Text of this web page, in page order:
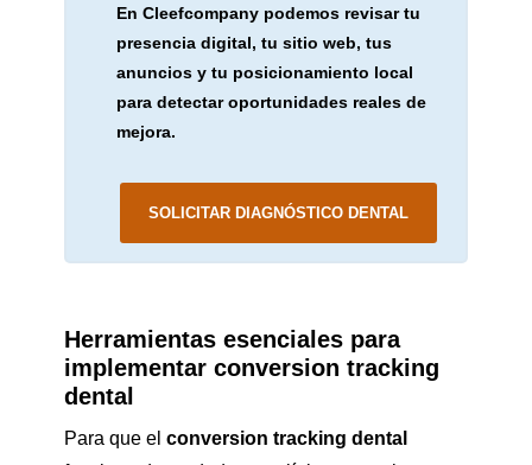
En Cleefcompany podemos revisar tu
presencia digital, tu sitio web, tus
anuncios y tu posicionamiento local
para detectar oportunidades reales de
mejora.
SOLICITAR DIAGNÓSTICO DENTAL
Herramientas esenciales para
implementar conversion tracking
dental
Para que el conversion tracking dental